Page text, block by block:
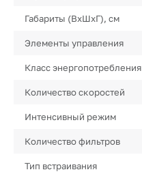
Габариты (ВхШхГ), см
Элементы управления
Класс энергопотребления
Количество скоростей
Интенсивный режим
Количество фильтров
Тип встраивания